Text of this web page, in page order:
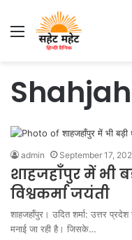
Menu
admin September 17,
शाहजहाँपुर में भी
विश्वकर्मा जयंती
शाहजहाँपुर। उदित शर्मा: उत्तर
मनाई जा रही है। जिसके…